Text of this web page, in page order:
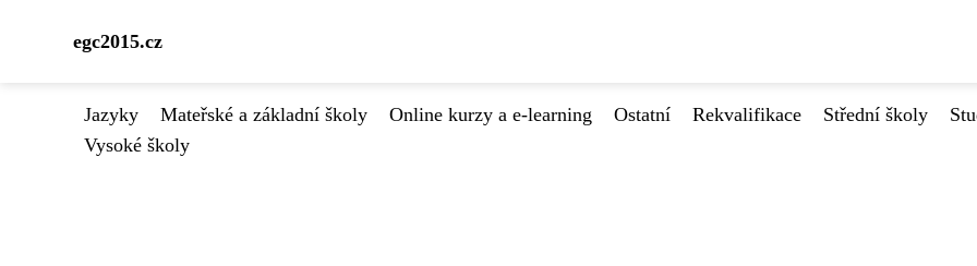
egc2015.cz
Jazyky Mateřské a základní školy Online kurzy a e-learning Ostatní Rekvalifikace Střední školy
Vysoké školy